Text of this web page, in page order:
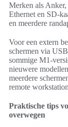
Merken als
Ethernet en SD-
en meerdere
Voor een extern
schermen via
sommige M1-
nieuwere
meerdere
remote
Praktische tips
overwegen